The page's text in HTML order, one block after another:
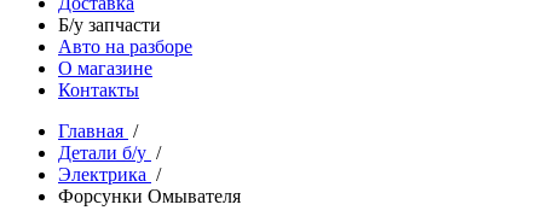
Б/у запчасти
Авто на разборе
О магазине
Контакты
Главная /
Детали б/у /
Электрика /
Форсунки Омывателя